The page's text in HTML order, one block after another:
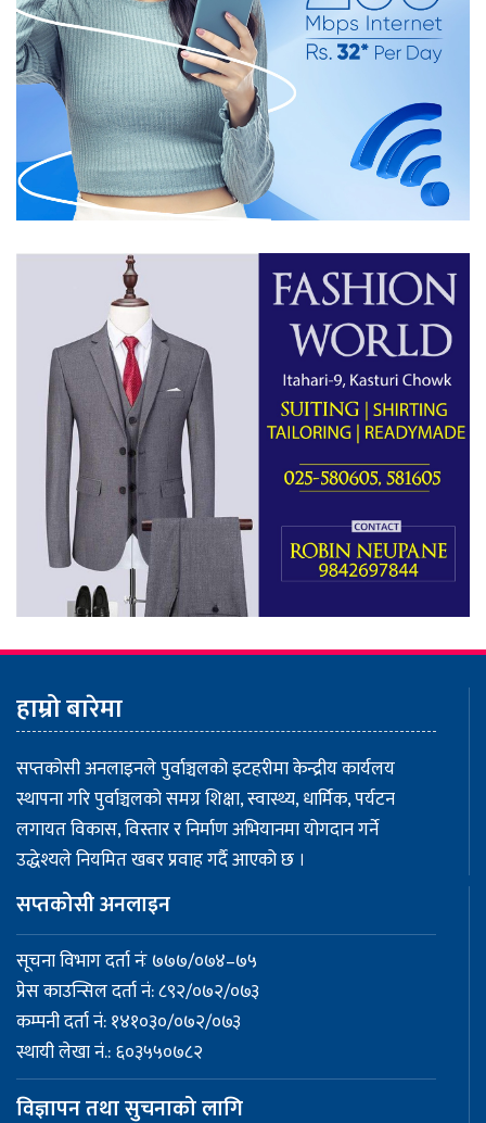
हाम्रो बारेमा
सप्तकोसी अनलाइनले पुर्वाञ्चलको इटहरीमा केन्द्रीय कार्यलय
स्थापना गरि पुर्वाञ्चलको समग्र शिक्षा, स्वास्थ्य, धार्मिक, पर्यटन
लगायत विकास, विस्तार र निर्माण अभियानमा योगदान गर्ने
उद्धेश्यले नियमित खबर प्रवाह गर्दै आएको छ ।
सप्तकोसी अनलाइन
सूचना विभाग दर्ता नंः ७७७/०७४–७५
प्रेस काउन्सिल दर्ता नं: ८९२/०७२/०७३
कम्पनी दर्ता नं: १४१०३०/०७२/०७३
स्थायी लेखा नं.: ६०३५५०७८२
विज्ञापन तथा सुचनाको लागि